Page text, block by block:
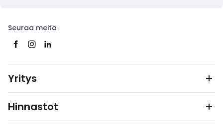
Seuraa meitä
Yritys
Hinnastot